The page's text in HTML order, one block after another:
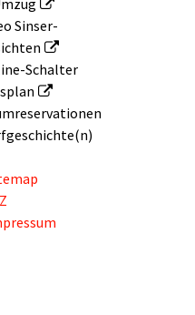
Sinser-
Schalter